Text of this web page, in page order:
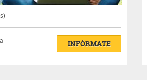
INFÓRMATE